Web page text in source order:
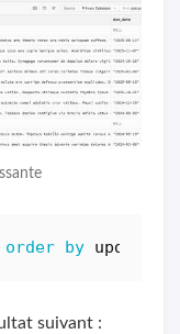
order by
suivant :